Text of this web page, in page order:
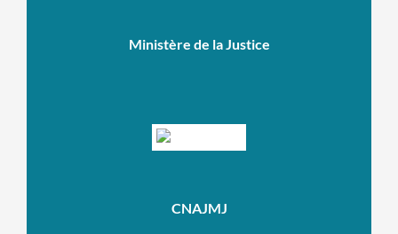
Ministère de la Justice
CNAJMJ